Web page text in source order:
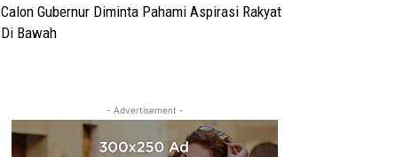
Calon Gubernur Diminta Pahami Aspirasi Rakyat
Di Bawah
- Advertisement -